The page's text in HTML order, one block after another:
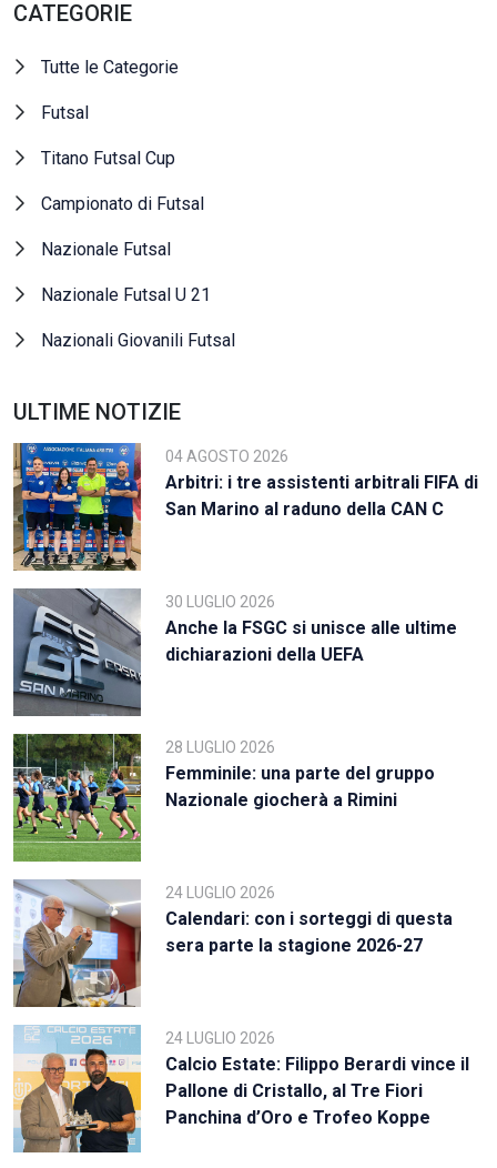
CATEGORIE
Tutte le Categorie
Futsal
Titano Futsal Cup
Campionato di Futsal
Nazionale Futsal
Nazionale Futsal U 21
Nazionali Giovanili Futsal
ULTIME NOTIZIE
04 AGOSTO 2026
Arbitri: i tre assistenti arbitrali FIFA di
San Marino al raduno della CAN C
30 LUGLIO 2026
Anche la FSGC si unisce alle ultime
dichiarazioni della UEFA
28 LUGLIO 2026
Femminile: una parte del gruppo
Nazionale giocherà a Rimini
24 LUGLIO 2026
Calendari: con i sorteggi di questa
sera parte la stagione 2026-27
24 LUGLIO 2026
Calcio Estate: Filippo Berardi vince il
Pallone di Cristallo, al Tre Fiori
Panchina d’Oro e Trofeo Koppe